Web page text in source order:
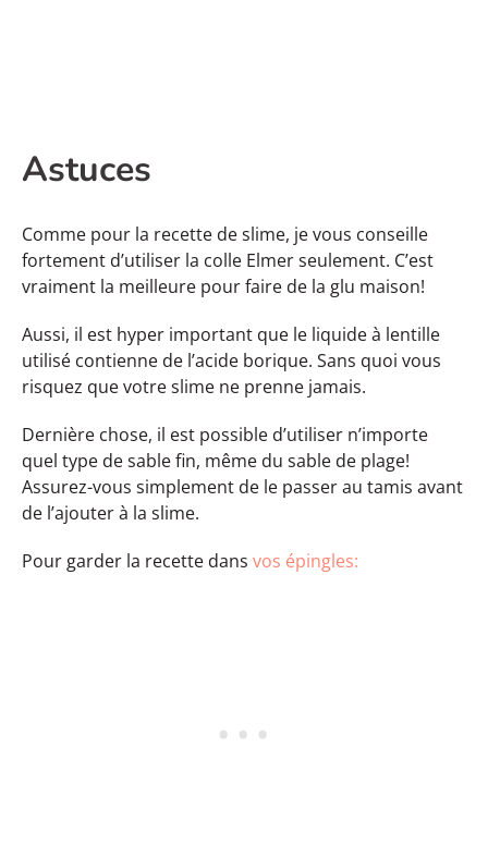
Astuces
Comme pour la recette de slime, je vous conseille
fortement d’utiliser la colle Elmer seulement. C’est
vraiment la meilleure pour faire de la glu maison!
Aussi, il est hyper important que le liquide à lentille
utilisé contienne de l’acide borique. Sans quoi vous
risquez que votre slime ne prenne jamais.
Dernière chose, il est possible d’utiliser n’importe
quel type de sable fin, même du sable de plage!
Assurez-vous simplement de le passer au tamis avant
de l’ajouter à la slime.
Pour garder la recette dans vos épingles: